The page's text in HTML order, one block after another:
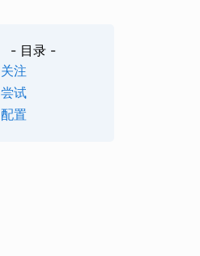
- 目录 -
关注
尝试
配置